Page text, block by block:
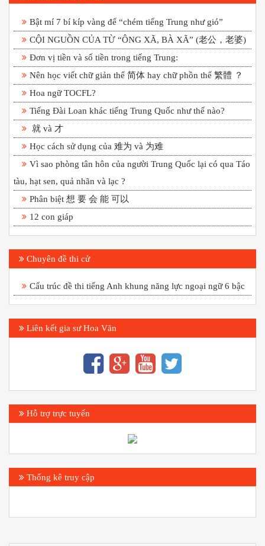
Bật mí 7 bí kíp vàng để “chém tiếng Trung như gió”
CỘI NGUỒN CỦA TỪ “ÔNG XÃ, BÀ XÃ” (老公，老婆)
Đơn vị tiền và số tiền trong tiếng Trung:
Nên học viết chữ giản thể 简体 hay chữ phồn thể 繁體 ？
Hoa ngữ TOCFL?
Tiếng Đài Loan khác tiếng Trung Quốc như thế nào?
就 và 才
Học cách sử dụng của 难为 và 为难
Vì sao phòng tân hôn của người Trung Quốc lại có qua Táo
tàu, hạt sen, quả nhãn và lạc ?
Phân biệt 想 要 会 能 可以
12 con giáp
Chuyên đề thi cử
Cấu trúc đề thi tiếng Anh khung năng lực ngoại ngữ 6 bậc
Liên kết gia sư Hoa Văn
Hỗ trợ trực tuyến
Thống kê truy cập